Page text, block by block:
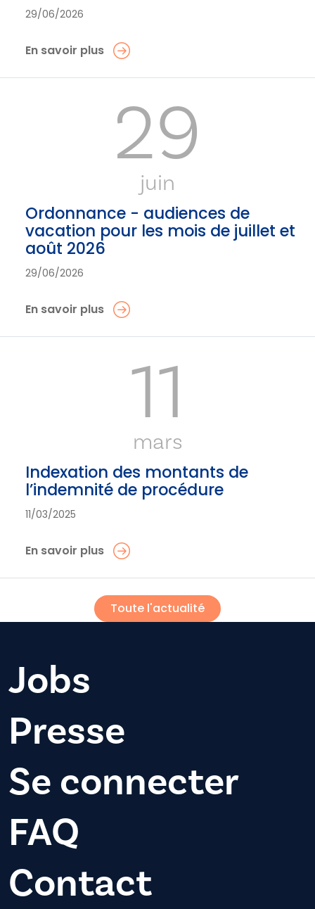
29/06/2026
En savoir plus
29
juin
Ordonnance - audiences de
vacation pour les mois de juillet et
août 2026
29/06/2026
En savoir plus
11
mars
Indexation des montants de
l’indemnité de procédure
11/03/2025
En savoir plus
Toute l'actualité
Jobs
Presse
Se connecter
FAQ
Contact